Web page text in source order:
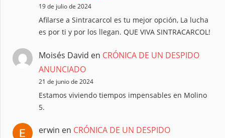
19 de julio de 2024
Afilarse a Sintracarcol es tu mejor opción, La lucha
es por ti y por los llegan. QUE VIVA SINTRACARCOL!
Moisés David en CRÓNICA DE UN DESPIDO
ANUNCIADO
21 de junio de 2024
Estamos viviendo tiempos impensables en Molino
5.
erwin en CRÓNICA DE UN DESPIDO